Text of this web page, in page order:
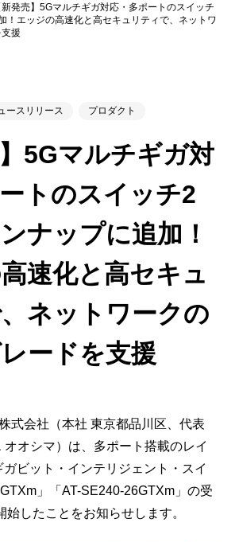
新発売】5Gマルチギガ対応・多ポートのスイッチ
！エッジの高速化と高セキュリティで、ネットワ
援
ースリリース プロダクト
】5Gマルチギガ対
トのスイッチ2
ナップに追加！
速化と高セキュ
ネットワークの
ードを支援
式会社（本社 東京都品川区、代表
オオシマ）は、多ポート搭載のレイ
ビット・インテリジェント・スイ
」「AT-SE240-26GTXm」の受
始したことをお知らせします。